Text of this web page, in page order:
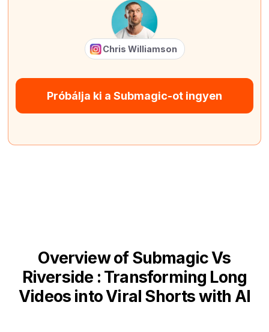
Chris Williamson
Próbálja ki a Submagic-ot ingyen
Overview of Submagic Vs
Riverside : Transforming Long
Videos into Viral Shorts with AI